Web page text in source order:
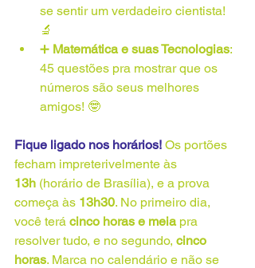
se sentir um verdadeiro cientista!
🔬
➕ Matemática e suas Tecnologias:
45 questões pra mostrar que os
números são seus melhores
amigos! 🤓
Fique ligado nos horários! Os portões
fecham impreterivelmente às
13h (horário de Brasília), e a prova
começa às 13h30. No primeiro dia,
você terá cinco horas e meia pra
resolver tudo, e no segundo, cinco
horas. Marca no calendário e não se